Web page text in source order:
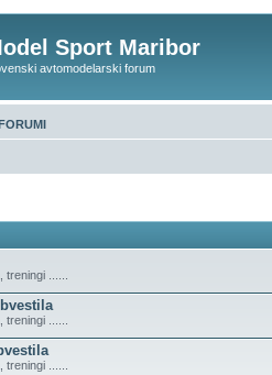
Sport Maribor
avtomodelarski forum
......
......
......